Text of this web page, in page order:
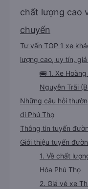
chất lượng cao
chuyến
Tư vấn TOP 1 xe
lượng cao, uy tín,
🚌 1. Xe
Nguyễn Trãi
Những câu hỏi
đi Phú Thọ
Thông tin tuyến
Giới thiệu tuyến
1. Về chất
Hóa Phú Thọ
2. Giá vé xe